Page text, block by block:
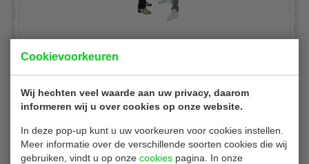
Cookievoorkeuren
Wij hechten veel waarde aan uw privacy, daarom
informeren wij u over cookies op onze website.
In deze pop-up kunt u uw voorkeuren voor cookies instellen.
Meer informatie over de verschillende soorten cookies die wij
gebruiken, vindt u op onze cookies pagina. In onze
Gerelateerde producten